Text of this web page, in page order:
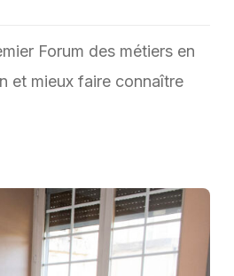
Forum des métiers en
et mieux faire connaître